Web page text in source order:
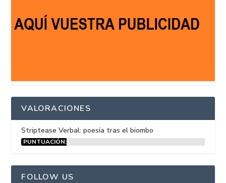
VALORACIONES
Striptease Verbal: poesía tras el biombo
PUNTUACIÓN:
FOLLOW US